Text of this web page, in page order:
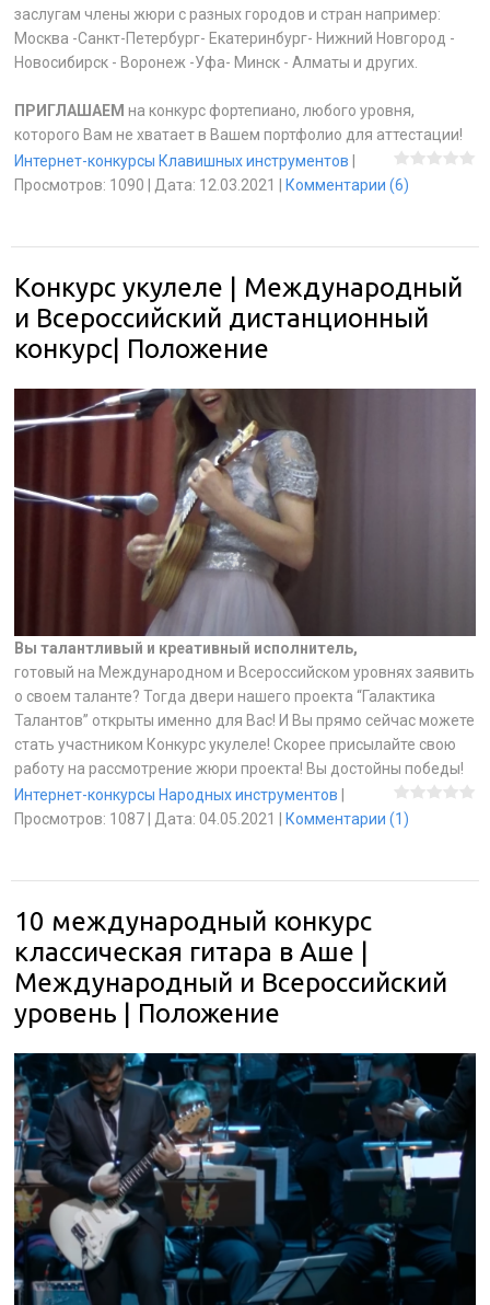
заслугам члены жюри с разных городов и стран например:
Москва -Санкт-Петербург- Екатеринбург- Нижний Новгород -
Новосибирск - Воронеж -Уфа- Минск - Алматы и других.
ПРИГЛАШАЕМ на конкурс фортепиано, любого уровня,
которого Вам не хватает в Вашем портфолио для аттестации!
Интернет-конкурсы Клавишных инструментов
Просмотров: 1090 Дата: 12.03.2021 Комментарии (6)
Конкурс укулеле | Международный
и Всероссийский дистанционный
конкурс| Положение
Вы талантливый и креативный исполнитель,
готовый на Международном и Всероссийском уровнях заявить
о своем таланте? Тогда двери нашего проекта “Галактика
Талантов” открыты именно для Вас! И Вы прямо сейчас можете
стать участником Конкурс укулеле! Скорее присылайте свою
работу на рассмотрение жюри проекта! Вы достойны победы!
Интернет-конкурсы Народных инструментов
Просмотров: 1087 Дата: 04.05.2021 Комментарии (1)
10 международный конкурс
классическая гитара в Аше |
Международный и Всероссийский
уровень | Положение